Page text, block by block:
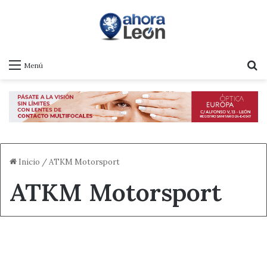
Menú
Inicio /ATKM Motorsport
ATKM Motorsport